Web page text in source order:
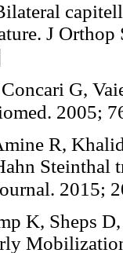
J
G,
2005;
R,
Steinthal
2015;
K, Sheps